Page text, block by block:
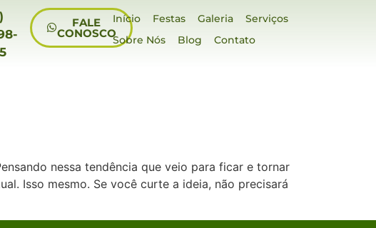
FALE
CONOSCO
Início Festas Galeria
Serviços
Sobre Nós
Blog Contato
nessa tendência que veio para ficar e tornar
Isso mesmo. Se você curte a ideia, não precisará